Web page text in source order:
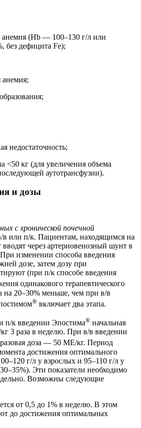
(Hb — 100–130 г/л или
без дефицита Fe);
анемия;
недостаточность;
<50 кг (для увеличения объема
аутотрансфузии).
и дозы
с хронической почечной
в или п/к. Пациентам, находящимся на
вводят через артериовенозный шунт в
изменении способа введения
дозе, затем дозу при
(при п/к способе введения
одинакового терапевтического
на 20–30% меньше, чем при в/в
® включает два этапа.
п/к введении Эпостима® начальная
3 раза в неделю. При в/в введении
разовая доза — 50 МЕ/кг. Период
достижения оптимального
г/л у взрослых и 95–110 г/л у
Эти показатели необходимо
Возможны следующие
от 0,5 до 1% в неделю. В этом
до достижения оптимальных